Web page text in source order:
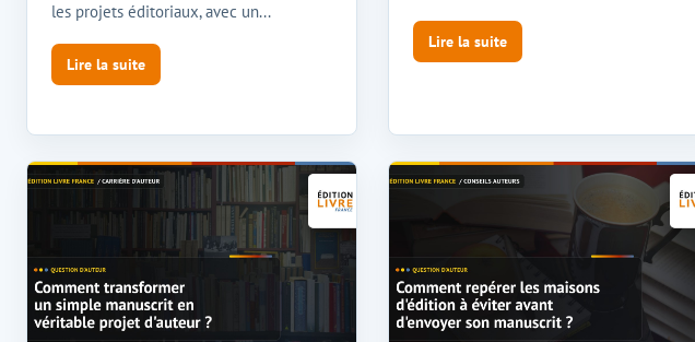
les projets éditoriaux, avec un...
Lire la suite
Lire la suite